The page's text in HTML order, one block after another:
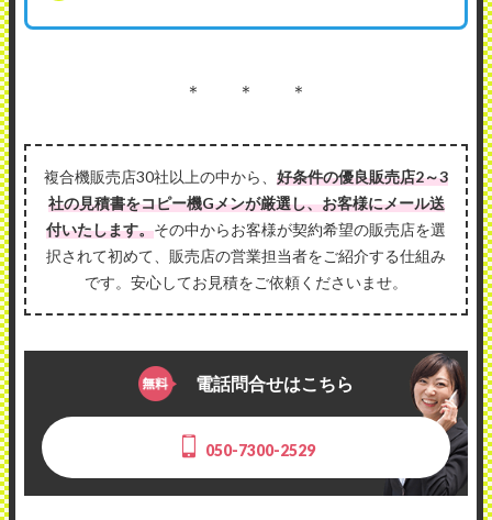
＊ ＊ ＊
複合機販売店30社以上の中から、 好条件の優良販売店2～3
社の見積書をコピー機Gメンが厳選し、お客様にメール送
付いたします。その中からお客様が契約希望の販売店を選
択されて初めて、販売店の営業担当者をご紹介する仕組み
です。安心してお見積をご依頼くださいませ。
電話問合せはこちら
050-7300-2529